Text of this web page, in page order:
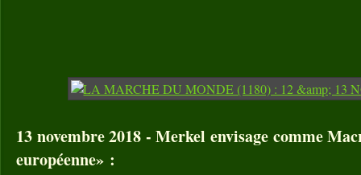
13 novembre 2018 - Merkel envisage comme
européenne» :